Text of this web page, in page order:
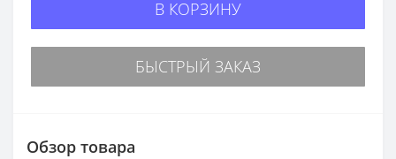
В КОРЗИНУ
БЫСТРЫЙ ЗАКАЗ
Обзор товара